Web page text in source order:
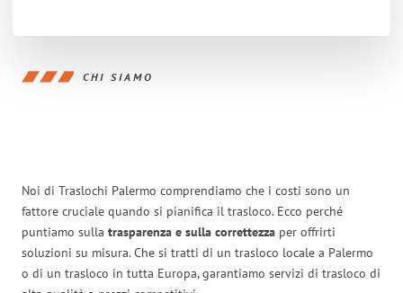
CHI SIAMO
Noi di Traslochi Palermo comprendiamo che i costi sono un
fattore cruciale quando si pianifica il trasloco. Ecco perché
puntiamo sulla trasparenza e sulla correttezza per offrirti
soluzioni su misura. Che si tratti di un trasloco locale a Palermo
o di un trasloco in tutta Europa, garantiamo servizi di trasloco di